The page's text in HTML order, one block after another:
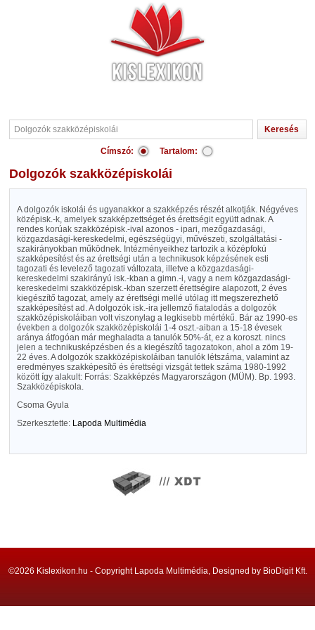
Címszó: Tartalom:
Dolgozók szakközépiskolái
A dolgozók iskolái és ugyanakkor a szakképzés részét alkotják. Négyéves
középisk.-k, amelyek szakképzettséget és érettségit együtt adnak. A
rendes korúak szakközépisk.-ival azonos - ipari, mezőgazdasági,
közgazdasági-kereskedelmi, egészségügyi, művészeti, szolgáltatási -
szakirányokban működnek. Intézményeikhez tartozik a középfokú
szakképesítést és az érettségi után a technikusok képzésének esti
tagozati és levelező tagozati változata, illetve a közgazdasági-
kereskedelmi szakirányú isk.-kban a gimn.-i, vagy a nem közgazdasági-
kereskedelmi szakközépisk.-kban szerzett érettségire alapozott, 2 éves
kiegészítő tagozat, amely az érettségi mellé utólag itt megszerezhető
szakképesítést ad. A dolgozók isk.-ira jellemző fiatalodás a dolgozók
szakközépiskoláiban volt viszonylag a legkisebb mértékű. Bár az 1990-es
években a dolgozók szakközépiskolái 1-4 oszt.-aiban a 15-18 évesek
aránya átfogóan már meghaladta a tanulók 50%-át, ez a koroszt. nincs
jelen a technikusképzésben és a kiegészítő tagozatokon, ahol a zöm 19-
22 éves. A dolgozók szakközépiskoláiban tanulók létszáma, valamint az
eredményes szakképesítő és érettségi vizsgát tettek száma 1980-1992
között így alakult: Forrás: Szakképzés Magyarországon (MÜM). Bp. 1993.
Szakközépiskola.
Csoma Gyula
Szerkesztette: Lapoda Multimédia
©2026 Kislexikon.hu - Copyright Lapoda Multimédia, Designed by BioDigit Kft.